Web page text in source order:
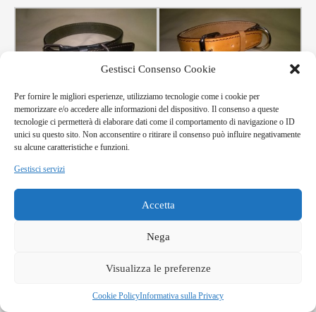
Gestisci Consenso Cookie
Per fornire le migliori esperienze, utilizziamo tecnologie come i cookie per
memorizzare e/o accedere alle informazioni del dispositivo. Il consenso a queste
tecnologie ci permetterà di elaborare dati come il comportamento di navigazione o ID
unici su questo sito. Non acconsentire o ritirare il consenso può influire negativamente
su alcune caratteristiche e funzioni.
Gestisci servizi
Accetta
Nega
Visualizza le preferenze
Cookie PolicyInformativa sulla Privacy
collare in cuoio cucito collare in cuoio cucito
GUINZAGLIO
Fibbie – anelli – rivetti – cucire – modifiche personalizzate